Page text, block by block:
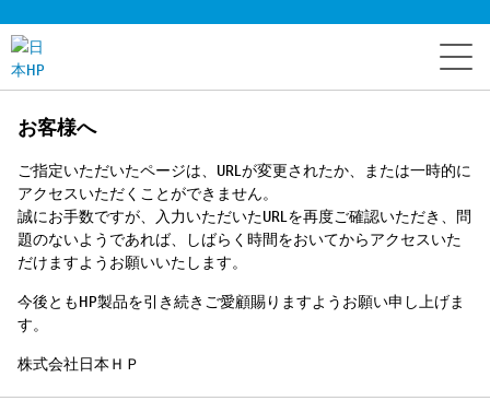
お客様へ
ご指定いただいたページは、URLが変更されたか、または一時的に
アクセスいただくことができません。
誠にお手数ですが、入力いただいたURLを再度ご確認いただき、問
題のないようであれば、しばらく時間をおいてからアクセスいた
だけますようお願いいたします。
今後ともHP製品を引き続きご愛顧賜りますようお願い申し上げま
す。
株式会社日本ＨＰ